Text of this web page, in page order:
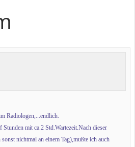
Radiologen,...endlich.
Stunden mit ca.2 Std.Wartezeit.Nach dieser
nichtmal an einem Tag),mußte ich auch